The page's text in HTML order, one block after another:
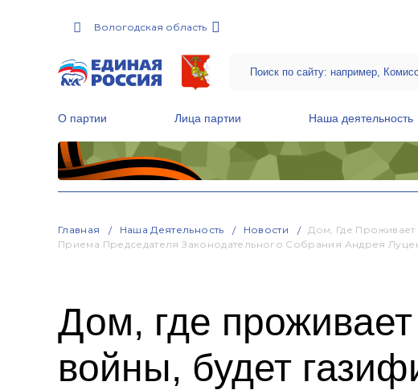
Вологодская область
О партии Лица партии Наша деятельность
Главная Наша Деятельность Новости
Дом, Где
Приема Председателя Законодательного Собрания Андрея
Дом, где
войны, будет